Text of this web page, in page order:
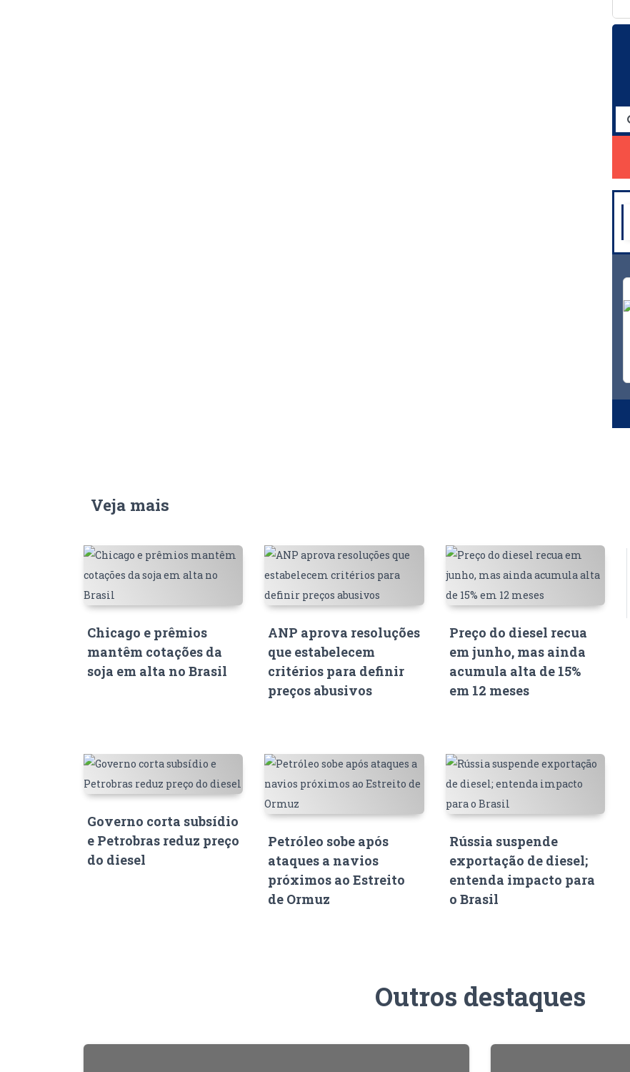
Veja mais
Chicago e prêmios
mantêm cotações da
soja em alta no Brasil
ANP aprova resoluções
que estabelecem
critérios para definir
preços abusivos
Preço do diesel recua
em junho, mas ainda
acumula alta de 15%
em 12 meses
Governo corta subsídio
e Petrobras reduz preço
do diesel
Petróleo sobe após
ataques a navios
próximos ao Estreito
de Ormuz
Rússia suspende
exportação de diesel;
entenda impacto para
o Brasil
Outros destaques